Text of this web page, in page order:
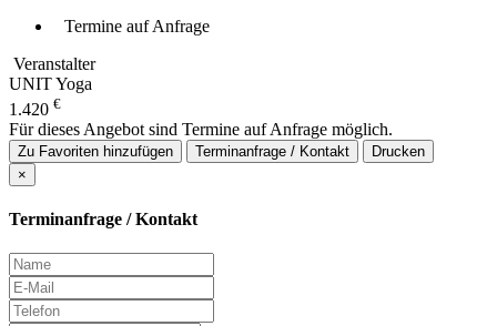
Termine auf Anfrage
Veranstalter
UNIT Yoga
1.420 €
Für dieses Angebot sind Termine auf Anfrage möglich.
Zu Favoriten hinzufügen Terminanfrage / Kontakt
Drucken
×
Terminanfrage / Kontakt